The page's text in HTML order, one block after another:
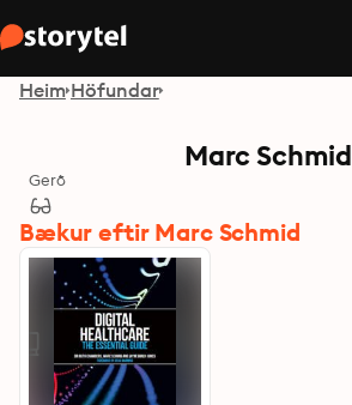
Heim Höfundar
Marc Schmid
Gerð
Bækur eftir Marc Schmid